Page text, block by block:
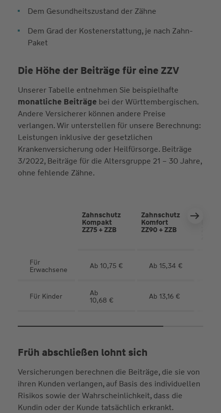
Dem Gesundheitszustand der Zähne
Dem Grad der Kostenerstattung, je nach Zahn-
Paket
Die Höhe der Beiträge für eine ZZV
Unserer Tabelle entnehmen Sie beispielhafte
monatliche Beiträgebei der Württembergischen.
Andere Versicherer können andere Preise
verlangen. Wir unterstellen für unsere Berechnung:
Leistungen inklusive der gesetzlichen
Krankenversicherung oder Heilfürsorge. Beiträge
3/2022, Beiträge für die Altersgruppe 21 – 30 Jahre,
ohne fehlende Zähne.
Zahnschutz
Kompakt
ZZ75 + ZZB
Zahnschutz
Komfort
ZZ90 + ZZB
Für
Erwachsene
Ab 10,75 € Ab 15,34 €
Für Kinder
Ab
10,68 €
Ab 13,16 €
Früh abschließen lohnt sich
Versicherungen berechnen die Beiträge, die sie von
ihren Kunden verlangen, auf Basis des individuellen
Risikos sowie der Wahrscheinlichkeit, dass die
Kundin oder der Kunde tatsächlich erkrankt.